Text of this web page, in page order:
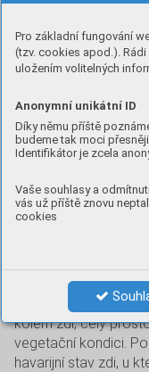
Pro základní fungování
(tzv. cookies apod.).
uložením volitelných
Anonymní unikátní ID
Díky němu příště
budeme tak moci
Identifikátor je zcela
Vaše souhlasy a
vás už příště znovu
cookies
Stavební
kostela
V podzimních
konkrétně v
technického úseku
kolem zdi, celý
vegetační kondici.
havarijní stav zdi, u